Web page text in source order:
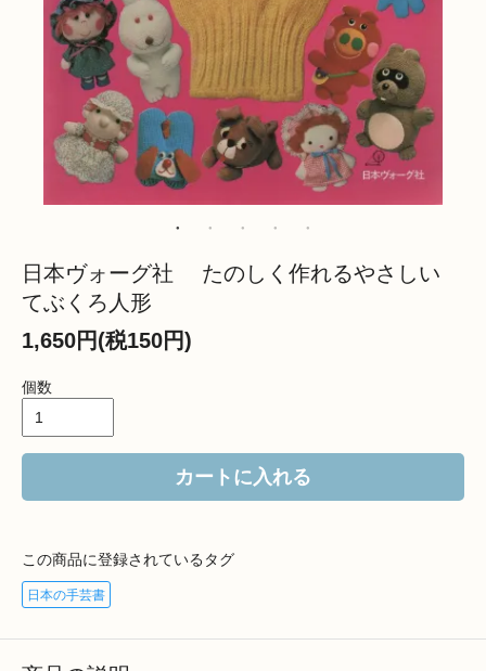
日本ヴォーグ社 たのしく作れるやさしい
てぶくろ人形
1,650円(税150円)
個数
カートに入れる
この商品に登録されているタグ
日本の手芸書